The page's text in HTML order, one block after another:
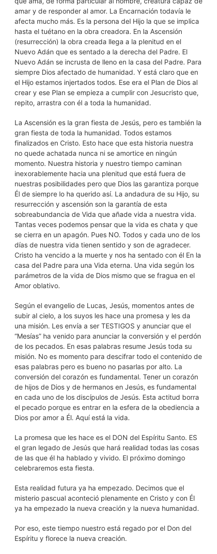
amar y de responder al amor. La Encarnación todavía le
afecta mucho más. Es la persona del Hijo la que se implica
hasta el tuétano en la obra creadora. En la Ascensión
(resurrección) la obra creada llega a la plenitud en el
Nuevo Adán que es sentado a la derecha del Padre. El
Nuevo Adán se incrusta de lleno en la casa del Padre. Para
siempre Dios afectado de humanidad. Y está claro que en
el Hijo estamos injertados todos. Ese era el Plan de Dios al
crear y ese Plan se empieza a cumplir con Jesucristo que,
repito, arrastra con él a toda la humanidad.
La Ascensión es la gran fiesta de Jesús, pero es también la
gran fiesta de toda la humanidad. Todos estamos
finalizados en Cristo. Esto hace que esta historia nuestra
no quede achatada nunca ni se amortice en ningún
momento. Nuestra historia y nuestro tiempo caminan
inexorablemente hacia una plenitud que está fuera de
nuestras posibilidades pero que Dios las garantiza porque
Él de siempre lo ha querido así. La andadura de su Hijo, su
resurrección y ascensión son la garantía de esta
sobreabundancia de Vida que añade vida a nuestra vida.
Tantas veces podemos pensar que la vida es chata y que
se cierra en un apagón. Pues NO. Todos y cada uno de los
días de nuestra vida tienen sentido y son de agradecer.
Cristo ha vencido a la muerte y nos ha sentado con él En la
casa del Padre para una Vida eterna. Una vida según los
parámetros de la vida de Dios mismo que se fragua en el
Amor oblativo.
Según el evangelio de Lucas, Jesús, momentos antes de
subir al cielo, a los suyos les hace una promesa y les da
una misión. Les envía a ser TESTIGOS y anunciar que el
“Mesías” ha venido para anunciar la conversión y el perdón
de los pecados. En esas palabras resume Jesús toda su
misión. No es momento para descifrar todo el contenido de
esas palabras pero es bueno no pasarlas por alto. La
conversión del corazón es fundamental. Tener un corazón
de hijos de Dios y de hermanos en Jesús, es fundamental
en cada uno de los discípulos de Jesús. Esta actitud borra
el pecado porque es entrar en la esfera de la obediencia a
Dios por amor a Él. Aquí está la vida.
La promesa que les hace es el DON del Espíritu Santo. ES
el gran legado de Jesús que hará realidad todas las cosas
de las que él ha hablado y vivido. El próximo domingo
celebraremos esta fiesta.
Esta realidad futura ya ha empezado. Decimos que el
misterio pascual aconteció plenamente en Cristo y con Él
ya ha empezado la nueva creación y la nueva humanidad.
Por eso, este tiempo nuestro está regado por el Don del
Espíritu y florece la nueva creación.